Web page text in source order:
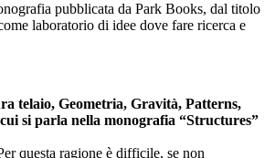
pubblicata da Park Books, dal titolo
laboratorio di idee dove fare ricerca e
telaio, Geometria, Gravità, Patterns,
si parla nella monografia “Structures”
questa ragione è difficile, se non